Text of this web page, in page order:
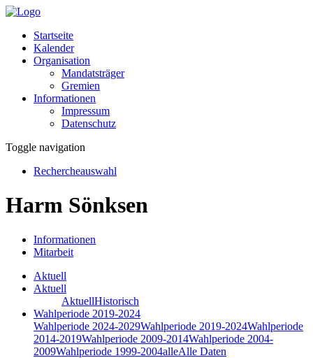
Startseite
Kalender
Organisation
Mandatsträger
Gremien
Informationen
Impressum
Datenschutz
Toggle navigation
Rechercheauswahl
Harm Sönksen
Informationen
Mitarbeit
Aktuell
Aktuell
AktuellHistorisch
Wahlperiode 2019-2024
Wahlperiode 2024-2029Wahlperiode 2019-2024Wahlperiode
2014-2019Wahlperiode 2009-2014Wahlperiode 2004-
2009Wahlperiode 1999-2004alleAlle Daten